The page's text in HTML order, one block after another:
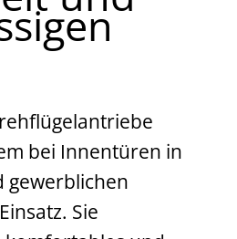
bei Innentüren in
gewerblichen
Sie